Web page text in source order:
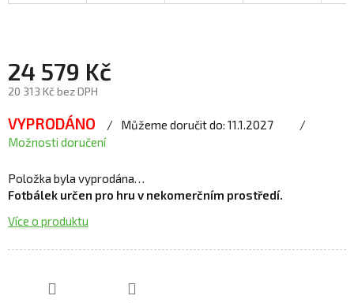
24 579 Kč
20 313 Kč bez DPH
VYPRODÁNO Můžeme doručit do: 11.1.2027
Možnosti doručení
Položka byla vyprodána…
Fotbálek určen pro hru v nekomerčním prostředí.
Více o produktu